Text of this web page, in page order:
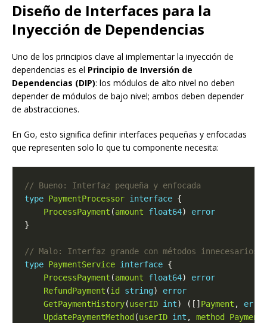
Diseño de Interfaces para la
Inyección de Dependencias
Uno de los principios clave al implementar la inyección de
dependencias es el Principio de Inversión de
Dependencias (DIP): los módulos de alto nivel no deben
depender de módulos de bajo nivel; ambos deben depender
de abstracciones.
En Go, esto significa definir interfaces pequeñas y enfocadas
que representen solo lo que tu componente necesita:
type PaymentProcessor interface
ProcessPayment (amount float64) error
type PaymentService interface
ProcessPayment (amount float64) error
RefundPayment (id string) error
GetPaymentHistory(userID int) ([] Payment , error
UpdatePaymentMethod (userID int , method